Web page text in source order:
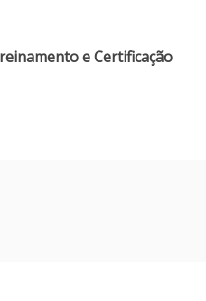
e Certificação